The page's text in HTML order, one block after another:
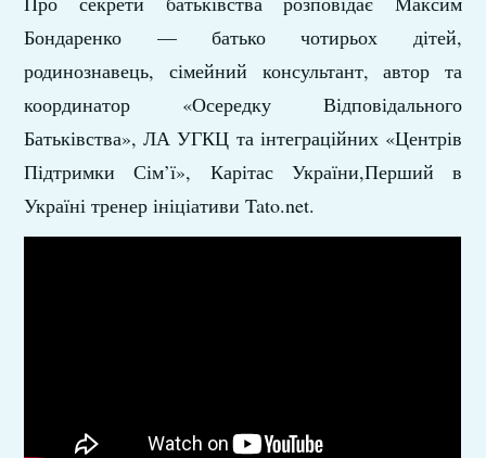
Бондаренко — батько чотирьох дітей,
родинознавець, сімейний консультант, автор та
координатор «Осередку Відповідального
Батьківства», ЛА УГКЦ та інтеграційних «Центрів
Підтримки Сім’ї», Карітас України,Перший в
Україні тренер ініціативи Tato.net.